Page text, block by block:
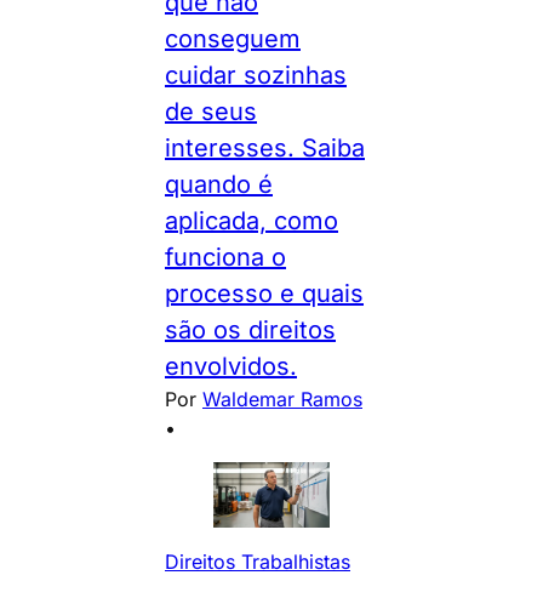
conseguem
cuidar sozinhas
de seus
interesses. Saiba
quando é
aplicada, como
funciona o
processo e quais
são os direitos
envolvidos.
Por Waldemar Ramos
•
Direitos Trabalhistas